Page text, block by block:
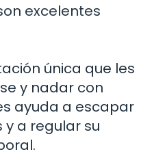
excelentes
única que les
y nadar con
ayuda a escapar
a regular su